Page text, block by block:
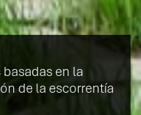
en la
de la escorrentía